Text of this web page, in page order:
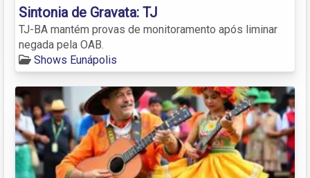
Sintonia de Gravata: TJ
TJ-BA mantém provas de monitoramento após liminar
negada pela OAB.
Shows Eunápolis